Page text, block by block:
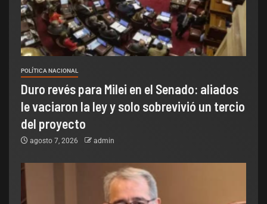
POLÍTICA NACIONAL
Duro revés para Milei en el Senado: aliados
le vaciaron la ley y solo sobrevivió un tercio
del proyecto
agosto 7, 2026 admin